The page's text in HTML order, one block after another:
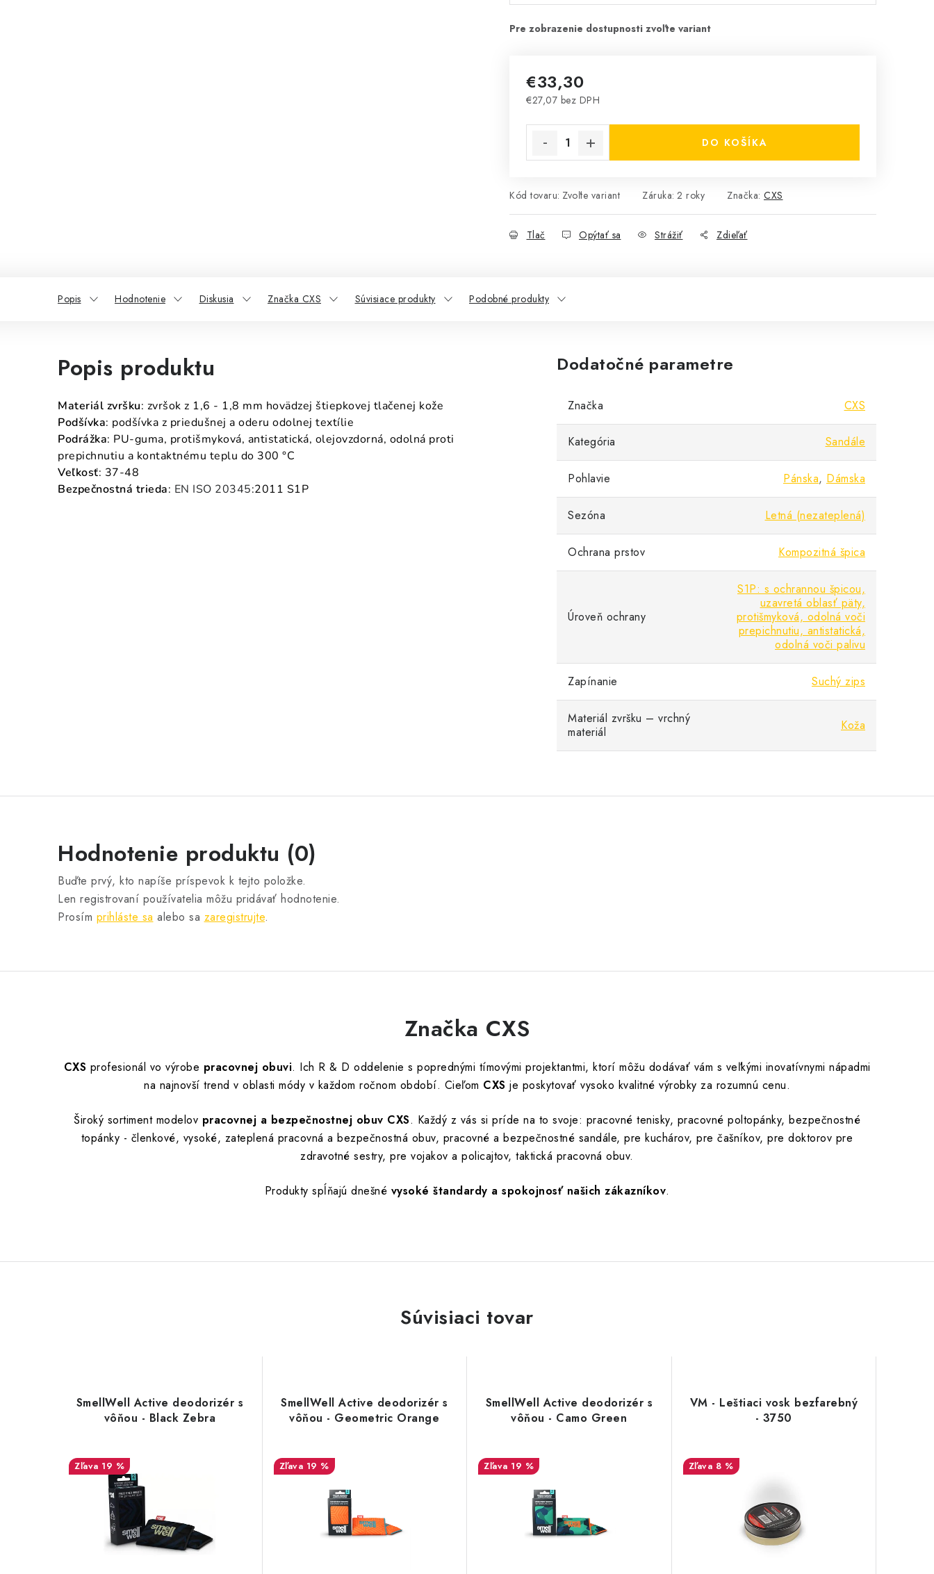
€33,30
€27,07 bez DPH
DO KOŠÍKA
Kód tovaru: Zvoľte variant Záruka: 2 roky Značka: CXS
Tlač Opýtať sa Strážiť Zdieľať
Popis Hodnotenie Diskusia Značka CXS Súvisiace produkty Podobné produkty
Popis produktu
Materiál zvršku: zvršok z 1,6 - 1,8 mm hovädzej štiepkovej tlačenej kože
Podšívka: podšívka z priedušnej a oderu odolnej textílie
Podrážka: PU-guma, protišmyková, antistatická, olejovzdorná, odolná proti
prepichnutiu a kontaktnému teplu do 300 °C
Veľkosť: 37-48
Bezpečnostná trieda: EN ISO 20345:2011 S1P
Dodatočné parametre
Značka CXS
Kategória Sandále
Pohlavie Pánska, Dámska
Sezóna Letná (nezateplená)
Ochrana prstov Kompozitná špica
Úroveň ochrany
S1P: s ochrannou špicou,
uzavretá oblasť päty,
protišmyková, odolná voči
prepichnutiu, antistatická,
odolná voči palivu
Zapínanie Suchý zips
Materiál zvršku – vrchný
materiál
Koža
Hodnotenie produktu (0)
Buďte prvý, kto napíše príspevok k tejto položke.
Len registrovaní používatelia môžu pridávať hodnotenie.
Prosím prihláste sa alebo sa zaregistrujte.
Značka CXS
CXS profesionál vo výrobe pracovnej obuvi. Ich R & D oddelenie s poprednými tímovými projektantmi, ktorí môžu dodávať vám s veľkými inovatívnymi nápadmi
na najnovší trend v oblasti módy v každom ročnom období. Cieľom CXS je poskytovať vysoko kvalitné výrobky za rozumnú cenu.
Široký sortiment modelov pracovnej a bezpečnostnej obuv CXS. Každý z vás si príde na to svoje: pracovné tenisky, pracovné poltopánky, bezpečnostné
topánky - členkové, vysoké, zateplená pracovná a bezpečnostná obuv, pracovné a bezpečnostné sandále, pre kuchárov, pre čašníkov, pre doktorov pre
zdravotné sestry, pre vojakov a policajtov, taktická pracovná obuv.
Produkty spĺňajú dnešné vysoké štandardy a spokojnosť našich zákazníkov.
Súvisiaci tovar
SmellWell Active deodorizér s
vôňou - Black Zebra
19 %
SmellWell Active deodorizér s
vôňou - Geometric Orange
19 %
SmellWell Active deodorizér s
vôňou - Camo Green
19 %
VM - Leštiaci vosk bezfarebný
- 3750
8 %